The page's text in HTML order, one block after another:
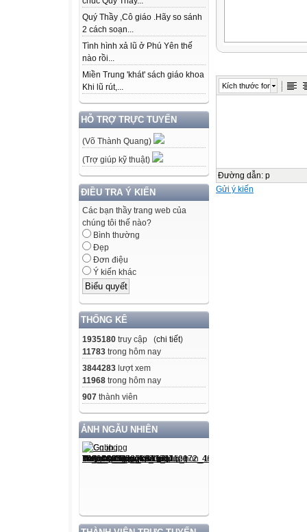
Quý Thầy ,Cô giáo .Hãy so sánh
2 cách soạn...
Tình hình xả lũ ở Phú Yên thế
nào rồi...
Miền Trung 'khát' sách giáo khoa
Khi lũ rút,...
HỖ TRỢ TRỰC TUYẾN
(Võ Thành Quang)
(Trợ giúp kỹ thuật)
ĐIỀU TRA Ý KIẾN
Các bạn thầy trang web của
chúng tôi thế nào?
Bình thường
Đẹp
Đơn điệu
Ý kiến khác
THỐNG KÊ
1935180 truy cập (chi tiết)
11783 trong hôm nay
3844283 lượt xem
11968 trong hôm nay
907 thành viên
ẢNH NGẪU NHIÊN
Kích thước font
Đường dẫn: p
Gửi ý kiến